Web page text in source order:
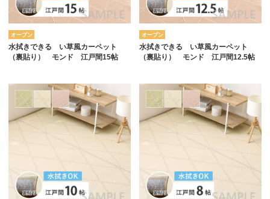
オープン
水拭きできる い草風カーペット
（裏貼り） モンド 江戸間15帖
オープン
水拭きできる い草風カーペット
（裏貼り） モンド 江戸間12.5帖